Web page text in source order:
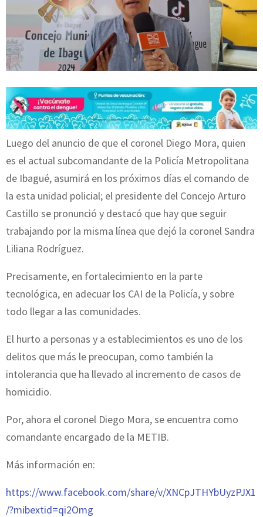
Luego del anuncio de que el coronel Diego Mora, quien
es el actual subcomandante de la Policía Metropolitana
de Ibagué, asumirá en los próximos días el comando de
la esta unidad policial; el presidente del Concejo Arturo
Castillo se pronunció y destacó que hay que seguir
trabajando por la misma línea que dejó la coronel Sandra
Liliana Rodríguez.
Precisamente, en fortalecimiento en la parte
tecnológica, en adecuar los CAI de la Policía, y sobre
todo llegar a las comunidades.
El hurto a personas y a establecimientos es uno de los
delitos que más le preocupan, como también la
intolerancia que ha llevado al incremento de casos de
homicidio.
Por, ahora el coronel Diego Mora, se encuentra como
comandante encargado de la METIB.
Más información en:
https://www.facebook.com/share/v/XNCpJTHYbUyzPJX1
/?mibextid=qi2Omg